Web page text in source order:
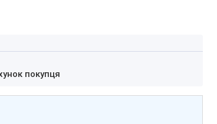
покупця